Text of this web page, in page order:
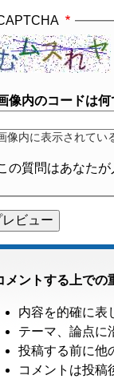
像内のコードは何
像内に表示されてい
の質問はあなた
メントする上での
内容を的確に表
テーマ、論点に
投稿する前に他
コメントは投稿